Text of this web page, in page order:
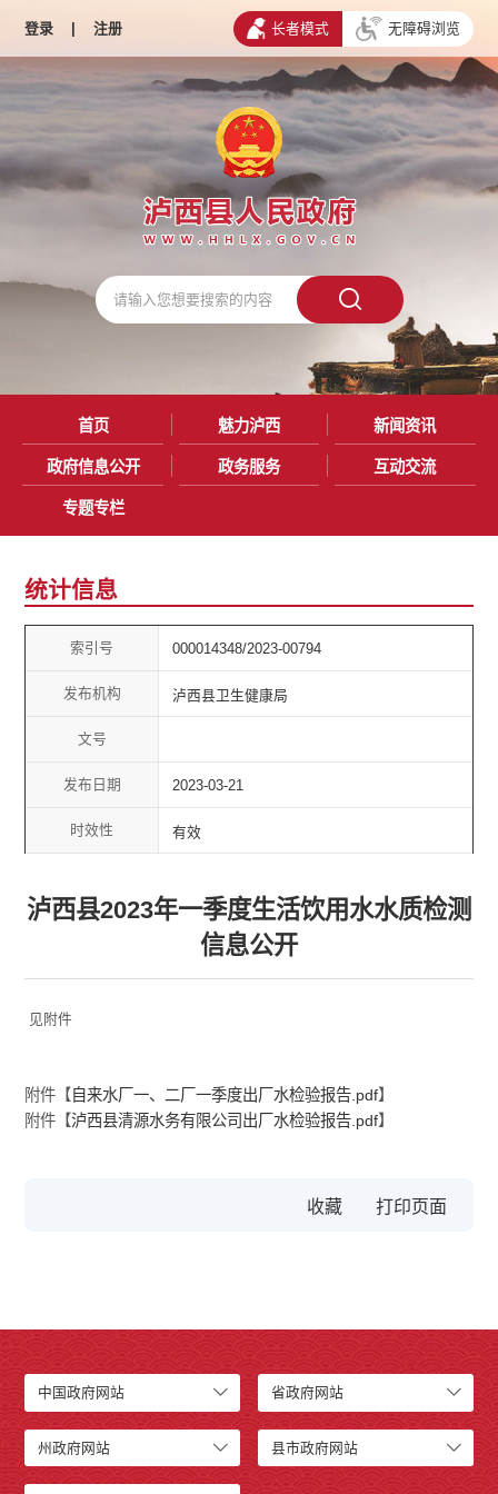
登录 | 注册 长者模式 无障碍浏览
首页 魅力泸西 新闻资讯
政府信息公开 政务服务 互动交流
专题专栏
统计信息
索引号 000014348/2023-00794
发布机构 泸西县卫生健康局
文号
发布日期 2023-03-21
时效性 有效
泸西县2023年一季度生活饮用水水质检测
信息公开
见附件
附件【 自来水厂一、二厂一季度出厂水检验报告.pdf】
附件【泸西县清源水务有限公司出厂水检验报告.pdf】
收藏
中国政府网站 省政府网站
州政府网站 县市政府网站